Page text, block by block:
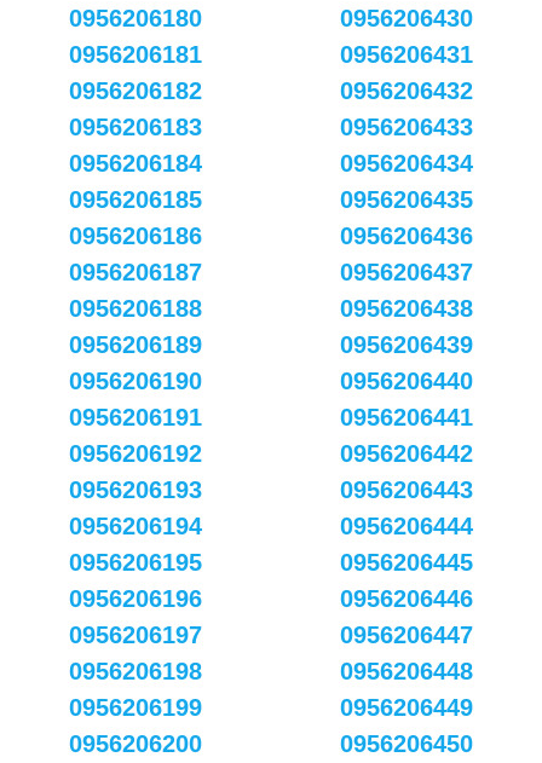
0956206180
0956206181
0956206182
0956206183
0956206184
0956206185
0956206186
0956206187
0956206188
0956206189
0956206190
0956206191
0956206192
0956206193
0956206194
0956206195
0956206196
0956206197
0956206198
0956206199
0956206200
0956206430
0956206431
0956206432
0956206433
0956206434
0956206435
0956206436
0956206437
0956206438
0956206439
0956206440
0956206441
0956206442
0956206443
0956206444
0956206445
0956206446
0956206447
0956206448
0956206449
0956206450